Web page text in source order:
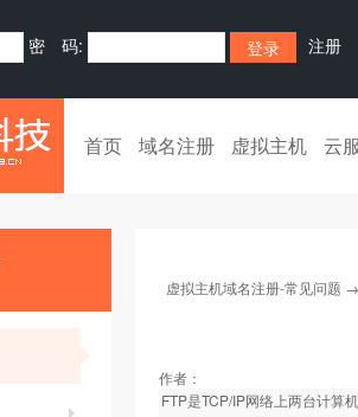
密 码: 注册
首页 域名注册 虚拟主机 云
虚拟主机域名注册-常见问题
作者：
FTP是TCP/IP网络上两台计算